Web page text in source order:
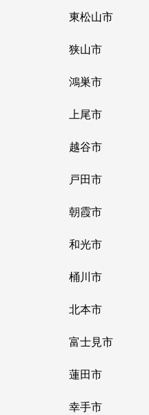
東松山市
狭山市
鴻巣市
上尾市
越谷市
戸田市
朝霞市
和光市
桶川市
北本市
富士見市
蓮田市
幸手市